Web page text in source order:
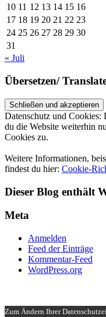
10 11 12 13 14 15 16
17 18 19 20 21 22 23
24 25 26 27 28 29 30
31
« Juli
Übersetzen/
Datenschutz und Cookies:
du die Website weiterhin
Cookies zu.
Weitere Informationen,
findest du hier: Cookie-
Dieser Blog enthält
Meta
Anmelden
Feed der Einträge
Kommentar-Feed
WordPress.org
Zum Ändern Ihrer